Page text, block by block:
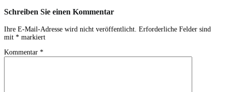
Schreiben Sie einen Kommentar
Ihre E-Mail-Adresse wird nicht veröffentlicht. Erforderliche Felder sind
mit * markiert
Kommentar *